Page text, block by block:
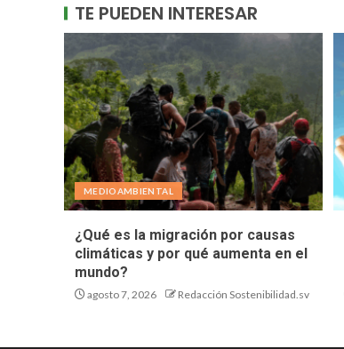
TE PUEDEN INTERESAR
MEDIOAMBIENTAL
¿Qué es la migración por causas
climáticas y por qué aumenta en el
mundo?
agosto 7, 2026 Redacción Sostenibilidad.sv